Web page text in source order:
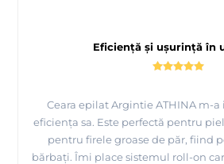
Eficiență și ușurință în
Ceara epilat Argintie ATHINA m-
eficiența sa. Este perfectă pentru
pentru firele groase de păr, fiind
bărbați. Îmi place sistemul roll-on